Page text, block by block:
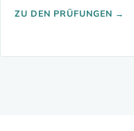
ZU DEN PRÜFUNGEN →